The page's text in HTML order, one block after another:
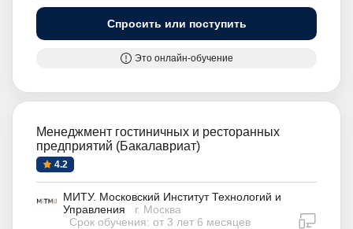
Спросить или поступить
Это онлайн-обучение
Менеджмент гостиничных и ресторанных
предприятий (Бакалавриат)
4.2
МИТУ. Московский Институт Технологий и
Управления
г. Москва
Срок обучения: от 3 лет 6 месяцев